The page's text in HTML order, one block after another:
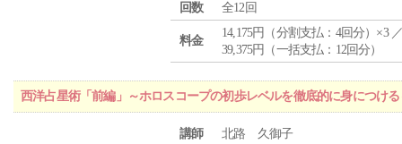
回数
全12回
料金
14,175円（分割支払：4回分）×3
39,375円（一括支払：12回分）
西洋占星術「前編」～ホロスコープの初歩レベルを徹底的に身につける
講師
北路 久御子